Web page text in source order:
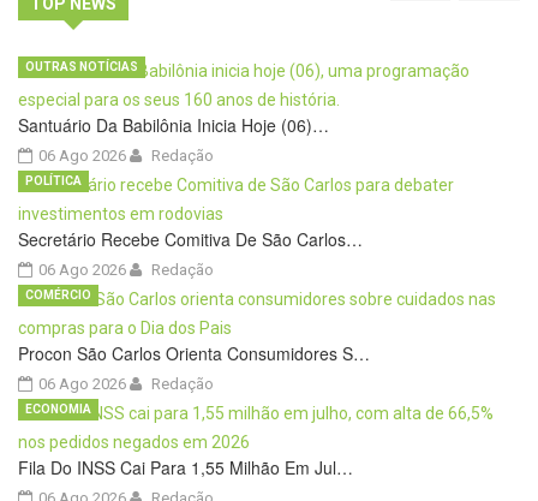
Santuário Da Babilônia Inicia Hoje (06)…
06 Ago 2026
OUTRAS NOTÍCIAS
Redação
Secretário Recebe Comitiva De São Carlos…
06 Ago 2026
POLÍTICA
Redação
Procon São Carlos Orienta Consumidores S…
06 Ago 2026
COMÉRCIO
Redação
Fila Do INSS Cai Para 1,55 Milhão Em Jul…
ECONOMIA